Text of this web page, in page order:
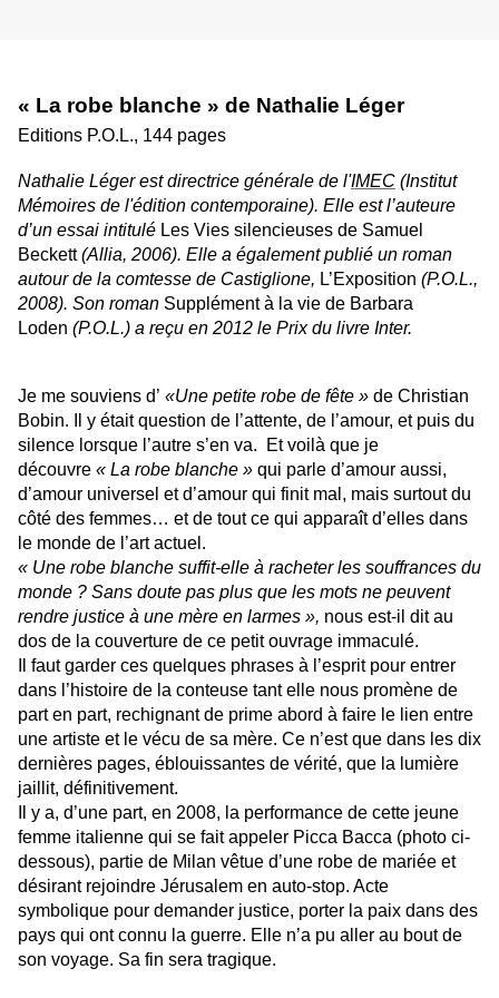
« La robe blanche » de Nathalie Léger
Editions P.O.L., 144 pages
Nathalie Léger estdirectrice générale de l'IMEC (Institut
Mémoires de l'édition contemporaine). Elle est l’auteure
d’un essai intitulé Les Vies silencieuses de Samuel
Beckett (Allia, 2006). Elle a également publié un roman
autour de la comtesse de Castiglione, L’Exposition (P.O.L.,
2008). Son roman Supplément à la vie de Barbara
Loden (P.O.L.) a reçu en 2012 le Prix du livre Inter.
Je me souviens d’ «Une petite robe de fête » de Christian
Bobin. Il y était question de l’attente, de l’amour, et puis du
silence lorsque l’autre s’en va. Et voilà que je
découvre « La robe blanche » qui parle d’amour aussi,
d’amour universel et d’amour qui finit mal, mais surtout du
côté des femmes… et de tout ce qui apparaît d’elles dans
le monde de l’art actuel.
« Une robe blanche suffit-elle à racheter les souffrances du
monde ? Sans doute pas plus que les mots ne peuvent
rendre justice à une mère en larmes », nous est-il dit au
dos de la couverture de ce petit ouvrage immaculé.
Il faut garder ces quelques phrases à l’esprit pour entrer
dans l’histoire de la conteuse tant elle nous promène de
part en part, rechignant de prime abord à faire le lien entre
une artiste et le vécu de sa mère. Ce n’est que dans les dix
dernières pages, éblouissantes de vérité, que la lumière
jaillit, définitivement.
Il y a, d’une part, en 2008, la performance de cette jeune
femme italienne qui se fait appeler Picca Bacca (photo ci-
dessous), partie de Milan vêtue d’une robe de mariée et
désirant rejoindre Jérusalem en auto-stop. Acte
symbolique pour demander justice, porter la paix dans des
pays qui ont connu la guerre. Elle n’a pu aller au bout de
son voyage. Sa fin sera tragique.